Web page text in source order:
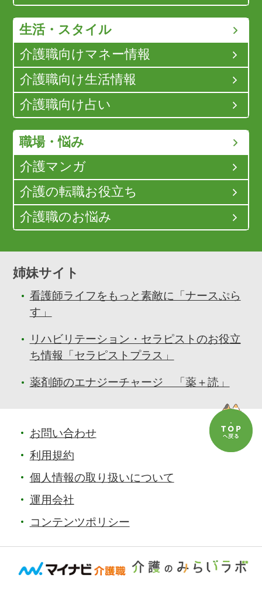
生活・スタイル
介護職向けマネー情報
介護職向け生活情報
介護職向け占い
職場・悩み
介護マンガ
介護の転職お役立ち
介護職のお悩み
姉妹サイト
看護師ライフをもっと素敵に「ナースぷら
す」
リハビリテーション・セラピストのお役立
ち情報「セラピストプラス」
薬剤師のエナジーチャージ 「薬＋読」
お問い合わせ
利用規約
個人情報の取り扱いについて
運用会社
コンテンツポリシー